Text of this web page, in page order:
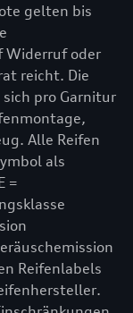
gelten bis
Widerruf oder
reicht. Die
pro Garnitur
Alle Reifen
als
=
Reifenlabels